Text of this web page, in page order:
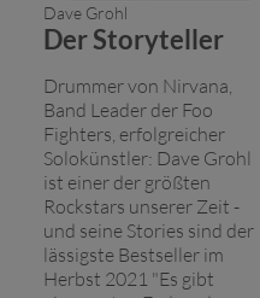
Dave Grohl
Der Storyteller
Drummer von Nirvana,
Band Leader der Foo
Fighters, erfolgreicher
Solokünstler: Dave Grohl
ist einer der größten
Rockstars unserer Zeit -
und seine Stories sind der
lässigste Bestseller im
Herbst 2021 "Es gibt